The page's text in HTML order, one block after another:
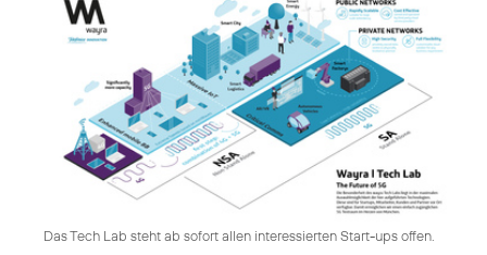
Das Tech Lab steht ab sofort allen interessierten Start-ups offen.